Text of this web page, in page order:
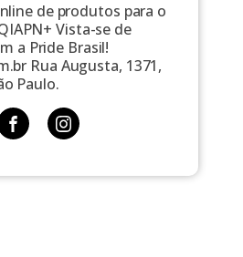
de produtos para o
Vista-se de
a Pride Brasil!
Rua Augusta, 1371,
Paulo.